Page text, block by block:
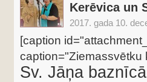
Kerēvica un
2017. gada 10.
[caption
caption="Ziemassvētku
Sv. Jāņa